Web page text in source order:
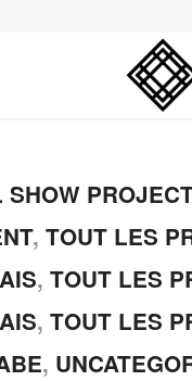
SHOW
, TOUT LES
, TOUT LES
, TOUT LES
,